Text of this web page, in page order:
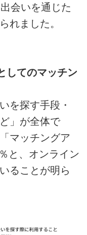
会いを通じた
れました。
してのマッチン
を探す手段・
」が全体で
マッチングア
と、オンライン
ることが明ら